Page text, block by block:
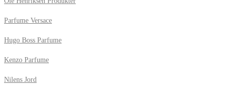
Parfume Versace
Hugo Boss Parfume
Kenzo Parfume
Nilens Jord